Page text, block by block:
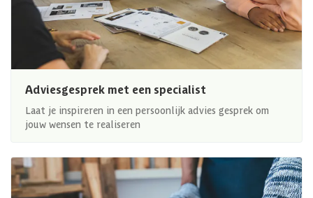
Adviesgesprek met een specialist
Laat je inspireren in een persoonlijk advies gesprek om
jouw wensen te realiseren